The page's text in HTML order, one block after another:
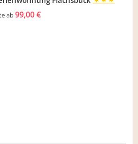
ab99,00 €